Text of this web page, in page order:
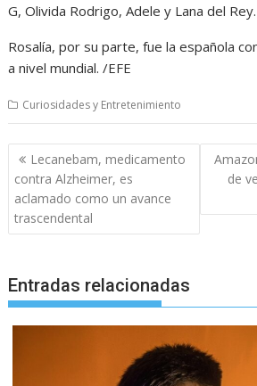
G, Olivida Rodrigo, Adele y Lana del Rey.
Rosalía, por su parte, fue la española
a nivel mundial. /EFE
Curiosidades y Entretenimiento
Navegación
de
entradas
Lecanebam, medicamento
contra Alzheimer, es
aclamado como un avance
trascendental
de
Entradas relacionadas